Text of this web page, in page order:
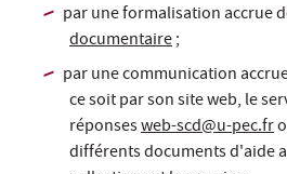
par une formalisation accrue
documentaire;
par une communication
ce soit par son site web, le
réponsesweb-scd@u-pec.fr
différents documents d'aide